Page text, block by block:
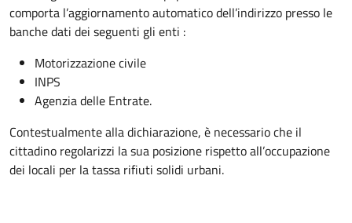
comporta l’aggiornamento automatico dell’indirizzo presso le
banche dati dei seguenti gli enti :
Motorizzazione civile
INPS
Agenzia delle Entrate.
Contestualmente alla dichiarazione, è necessario che il
cittadino regolarizzi la sua posizione rispetto all’occupazione
dei locali per la tassa rifiuti solidi urbani.